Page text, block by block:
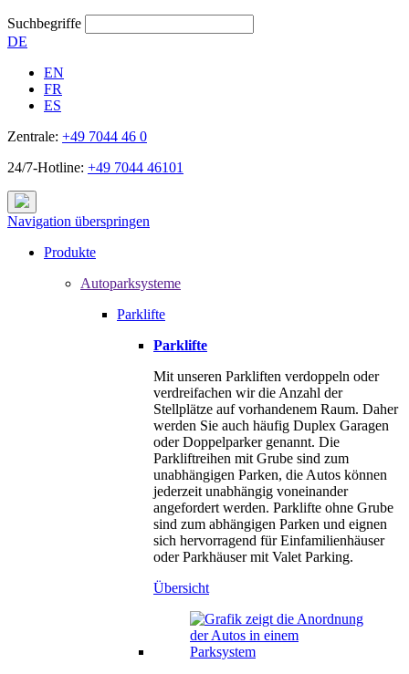
Suchbegriffe
DE
EN
FR
ES
Zentrale: +49 7044 46 0
24/7-Hotline: +49 7044 46101
Navigation überspringen
Produkte
Autoparksysteme
Parklifte
Parklifte
Mit unseren Parkliften verdoppeln oder
verdreifachen wir die Anzahl der
Stellplätze auf vorhandenem Raum. Daher
werden Sie auch häufig Duplex Garagen
oder Doppelparker genannt. Die
Parkliftreihen mit Grube sind zum
unabhängigen Parken, die Autos können
jederzeit unabhängig voneinander
angefordert werden. Parklifte ohne Grube
sind zum abhängigen Parken und eignen
sich hervorragend für Einfamilienhäuser
oder Parkhäuser mit Valet Parking.
Übersicht